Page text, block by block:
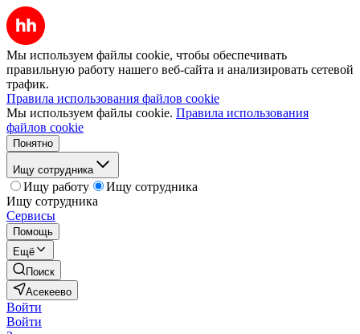
Мы используем файлы cookie, чтобы обеспечивать
правильную работу нашего веб-сайта и анализировать сетевой
трафик.
Правила использования файлов cookie
Мы используем файлы cookie. Правила использования
файлов cookie
Понятно
Ищу сотрудника
Ищу работу
Ищу сотрудника
Ищу сотрудника
Сервисы
Помощь
Ещё
Поиск
Асекеево
Войти
Войти